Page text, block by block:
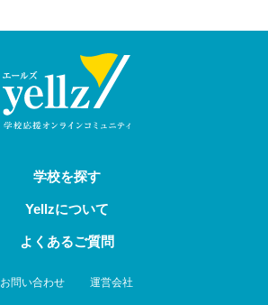
学校を探す
Yellzについて
よくあるご質問
お問い合わせ 運営会社